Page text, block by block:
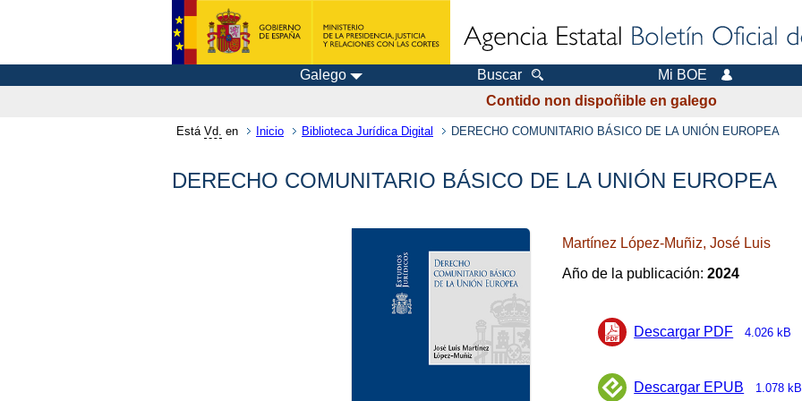
Galego Buscar
Mi BOE
Contido non dispoñible en galego
Está Vd. en Inicio Biblioteca Jurídica Digital DERECHO COMUNITARIO BÁSICO DE LA UNIÓN EUROPEA
DERECHO COMUNITARIO BÁSICO DE LA UNIÓN EUROPEA
Martínez López-Muñiz, José Luis
Año de la publicación:2024
Descargar PDF 4.026 kB
Descargar EPUB 1.078 kB